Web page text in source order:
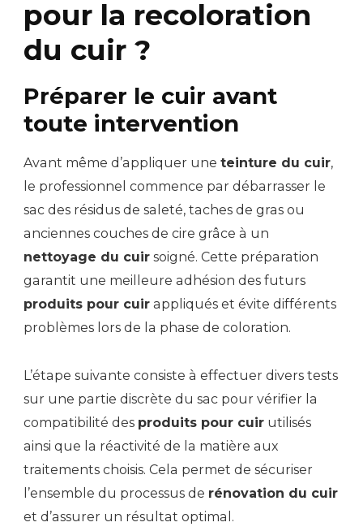
pour la recoloration
du cuir ?
Préparer le cuir avant
toute intervention
Avant même d’appliquer une teinture du cuir,
le professionnel commence par débarrasser le
sac des résidus de saleté, taches de gras ou
anciennes couches de cire grâce à un
nettoyage du cuir soigné. Cette préparation
garantit une meilleure adhésion des futurs
produits pour cuir appliqués et évite différents
problèmes lors de la phase de coloration.
L’étape suivante consiste à effectuer divers tests
sur une partie discrète du sac pour vérifier la
compatibilité des produits pour cuir utilisés
ainsi que la réactivité de la matière aux
traitements choisis. Cela permet de sécuriser
l’ensemble du processus de rénovation du cuir
et d’assurer un résultat optimal.